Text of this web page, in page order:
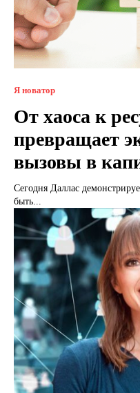
Я новатор
От хаоса к
превращает
вызовы в
Сегодня Даллас
быть...